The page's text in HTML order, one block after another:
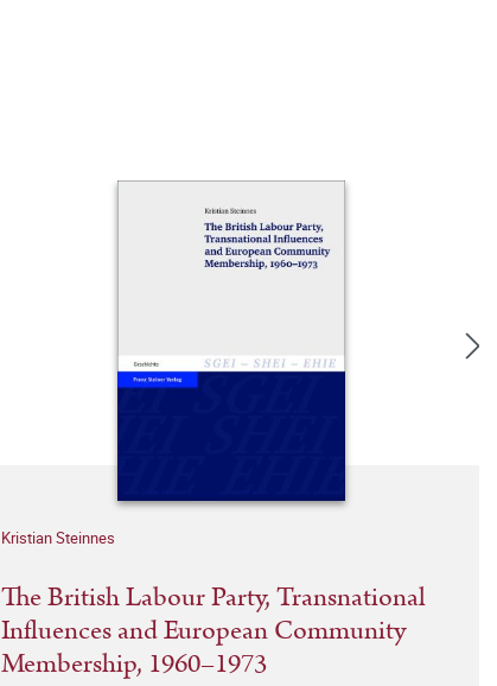
Kristian Steinnes
The British Labour Party, Transnational
Influences and European Community
Membership, 1960–1973